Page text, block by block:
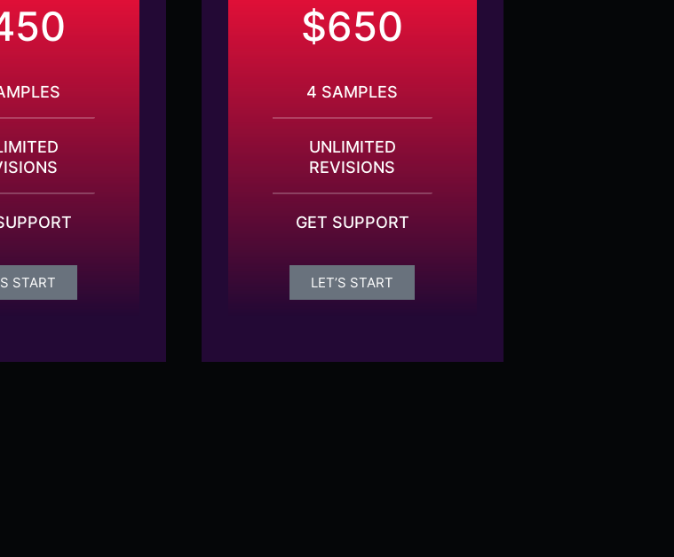
START
$650
4 SAMPLES
UNLIMITED
REVISIONS
GET SUPPORT
LET’S START